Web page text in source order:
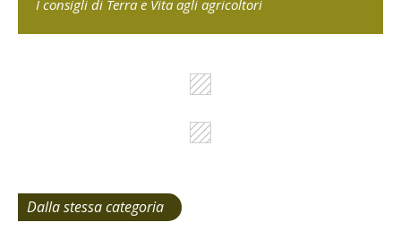
I consigli di Terra e Vita agli agricoltori
Dalla stessa categoria